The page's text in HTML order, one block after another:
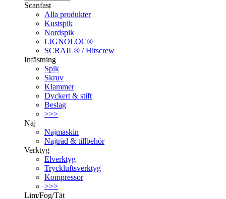
Scanfast
Alla produkter
Kustspik
Nordspik
LIGNOLOC®
SCRAIL® / Hitscrew
Infästning
Spik
Skruv
Klammer
Dyckert & stift
Beslag
>>>
Naj
Najmaskin
Najtråd & tillbehör
Verktyg
Elverktyg
Tryckluftsverktyg
Kompressor
>>>
Lim/Fog/Tät